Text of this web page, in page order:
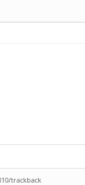
trackback